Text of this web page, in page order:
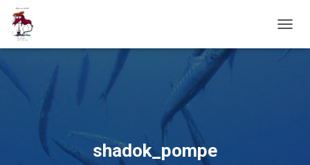
shadok_pompe